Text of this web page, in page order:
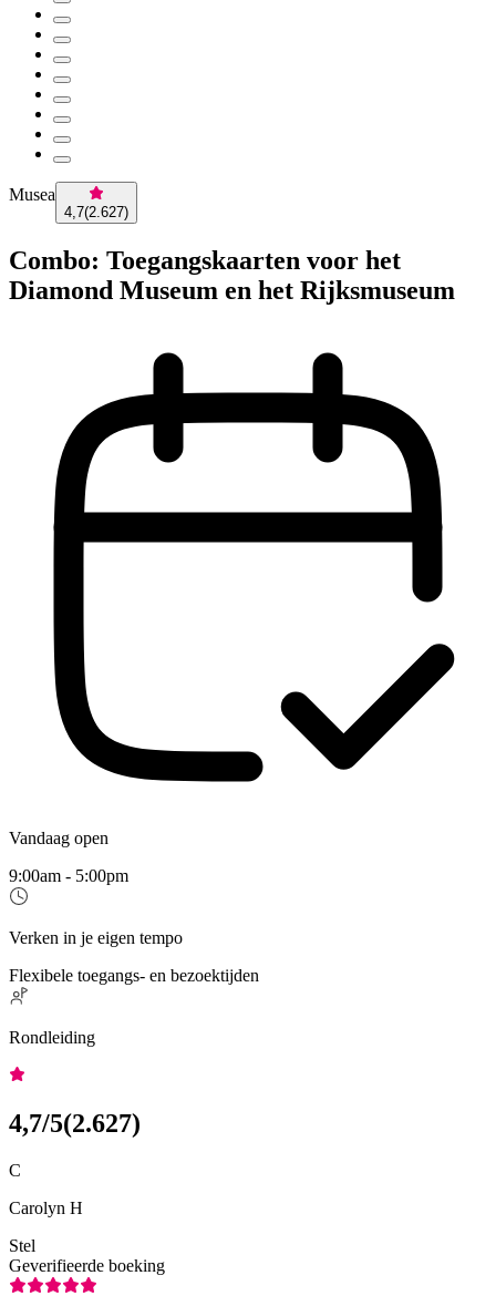
Musea
4,7(2.627)
Combo: Toegangskaarten voor het
Diamond Museum en het Rijksmuseum
Vandaag open
9:00am - 5:00pm
Verken in je eigen tempo
Flexibele toegangs- en bezoektijden
Rondleiding
4,7/5(2.627)
C
Carolyn H
Stel
Geverifieerde boeking